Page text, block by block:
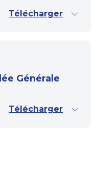
Télécharger
Générale
Télécharger